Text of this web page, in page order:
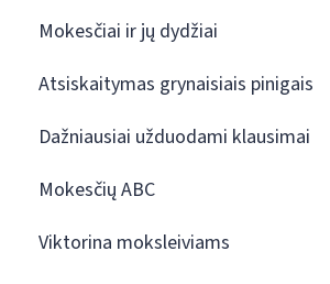
Mokesčiai ir jų dydžiai
Atsiskaitymas grynaisiais pinigais
Dažniausiai užduodami klausimai
Mokesčių ABC
Viktorina moksleiviams